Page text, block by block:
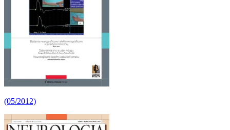
(05/2012)